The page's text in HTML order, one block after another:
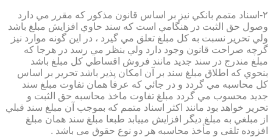
۲-اسناد متمم بانكي نيز بر اساس قانون مذكور كه مقرر مي دارد
وصول حق الثبت در هنگامي است كه سند حاوي افزايش مبلغ باشد
ولي تحرير نسبت به كل مبلغ تعلق مي گيرد ، در اين گونه موارد نيز
گرچه صراحت قانون وجود دارد ولي بنظر مي رسد در هرجا كه
مبلغ مندرج در سند جديد مانند فروش اقساطي كل مبلغ باشد
بنحوي كه اطلاق مبلغ سند بر آن امكان پذير باشد تحرير بر اساس
كل محاسبه مي گردد و در جائي كه عرفا همان تفاوت مبلغ سند
جديد محسوب مي گردد مبلغ تفاوت ماخذ محاسبه حق الثبت و
تحرير خواهد بود مانند اكثر اسناد متمم كه بموجب آن مبلغ سند قبلي
از مبلغي به مبلغ ديگر افزايش مييابد طبعا مبلغ سند همان مبلغ
افزوده تلقی و مأخذ محاسبه هر دو نوع حقوق می باشد .